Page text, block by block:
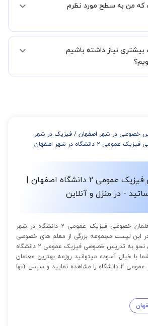
با شما تماس گرفته و راهنمایی کامل و پیگیری
شما را انجام میدهند.
خود را از طریق تماس مستقیم با شماره
که من به سطح مورد نظرم
جلسه اول کلاس درس شما با مدرس برگزار
و خواسته شما مدرس اعلام کنند که تقریبا
نیاز داشته باشیم
خصوصی در شهر اصفهان / فیزیک در شهر
2 دانشگاه در شهر اصفهان
تدریس خصوصی فیزیک عمومی 2 دانشگاه اصفهان |
- در منزل و آنلاین
استادبانک لیستی از معلمان خصوصی فیزیک عمومی 2 دانشگاه در شهر
این لیست مجموعه بزرگی از معلم های خصوصی
که می توانند به بهترین نحو به تدریس خصوصی فیزیک عمومی 2 دانشگاه
با خیال آسوده میتوانید روزمه بهترین معلمان
تدریس خصوصی فیزیک عمومی 2 دانشگاه را مشاهده نمایید و سپس آنها